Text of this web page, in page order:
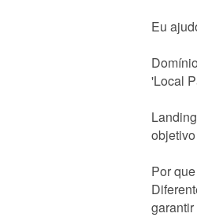
Eu
'Local
Por